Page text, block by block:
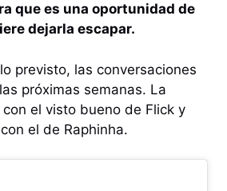
que es una oportunidad de
dejarla escapar.
previsto, las conversaciones
próximas semanas. La
el visto bueno de Flick y
el de Raphinha.